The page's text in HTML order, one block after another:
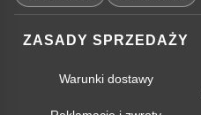
ZASADY SPRZEDAŻY
Warunki dostawy